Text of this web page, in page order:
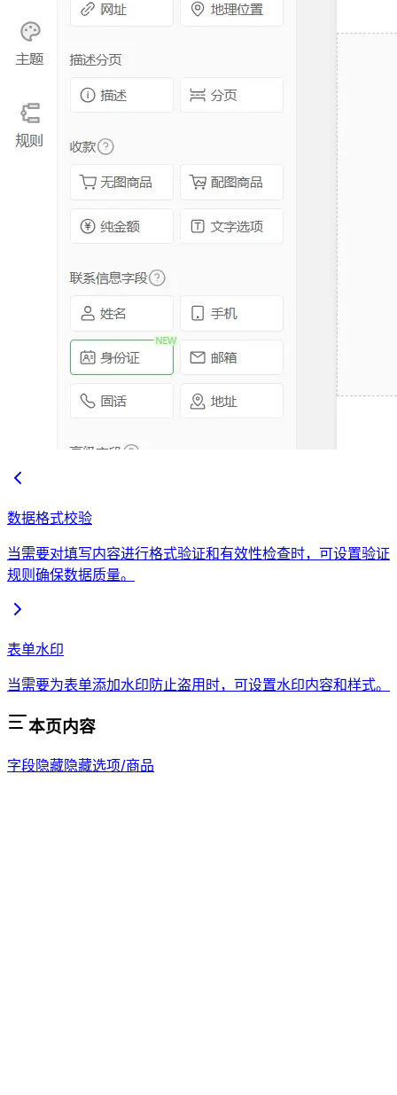
数据格式校验
当需要对填写内容进行格式验证和有效性检查时，可设置验证
规则确保数据质量。
表单水印
当需要为表单添加水印防止盗用时，可设置水印内容和样式。
本页内容
字段隐藏隐藏选项/商品